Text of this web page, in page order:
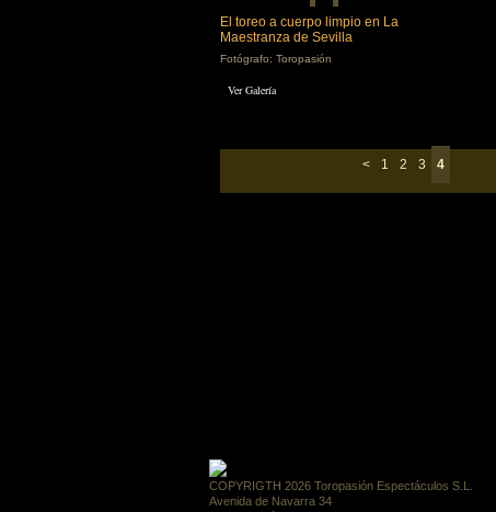
El toreo a cuerpo limpio en La
Maestranza de Sevilla
Fotógrafo: Toropasión
Ver Galería
< 1 2 3 4
COPYRIGTH 2026 Toropasión Espectáculos S.L.
Avenida de Navarra 34